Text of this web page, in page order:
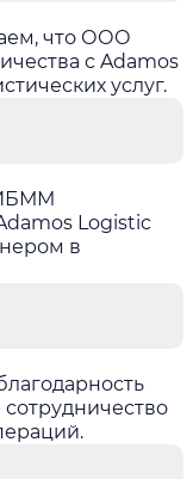
что ООО
с Adamos
услуг.
Logistic
в